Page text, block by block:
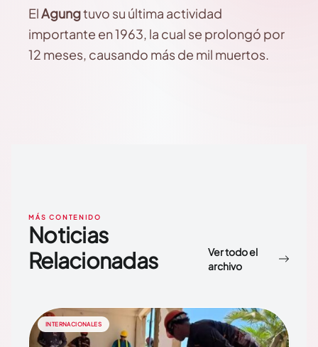
ElAgungtuvo su última actividad
importante en 1963, la cual se prolongó por
12 meses, causando más de mil muertos.
MÁS CONTENIDO
Noticias
Relacionadas
Ver todo el
archivo
INTERNACIONALES